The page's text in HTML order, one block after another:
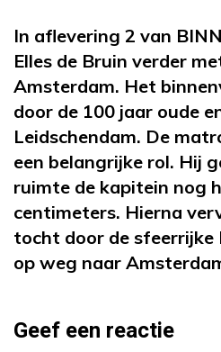
In aflevering 2 van
Elles de Bruin verder
Amsterdam. Het
door de 100 jaar oude
Leidschendam. De
een belangrijke rol. Hij
ruimte de kapitein nog
centimeters. Hierna
tocht door de sfeerrijke
op weg naar
Geef een reactie